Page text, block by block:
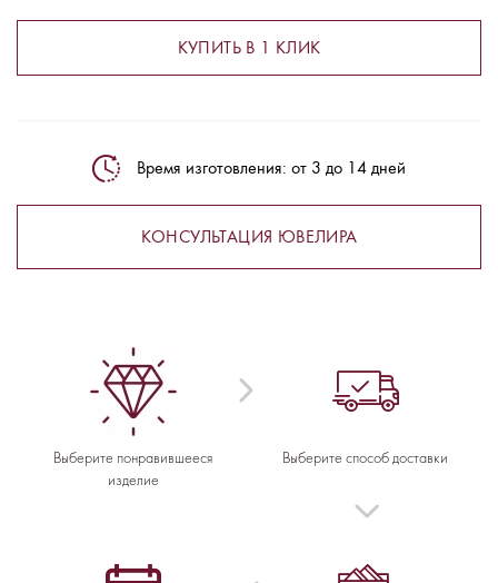
КУПИТЬ В 1 КЛИК
Время изготовления: от 3 до 14 дней
КОНСУЛЬТАЦИЯ ЮВЕЛИРА
Выберите понравившееся
изделие
Выберите способ доставки